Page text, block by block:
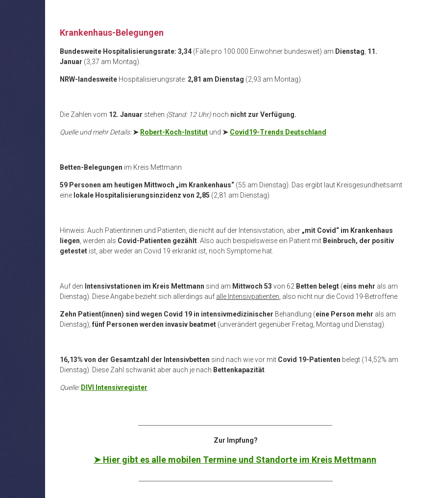
Krankenhaus-Belegungen
Bundesweite Hospitalisierungsrate: 3,34 (Fälle pro 100.000 Einwohner bundesweit) am Dienstag 11.
Januar (3,37 am Montag).
NRW-landesweite Hospitalisierungsrate: 2,81 am Dienstag (2,93 am Montag).
Die Zahlen vom 12. Januar stehen (Stand: 12 Uhr) noch nicht zur Verfügung.
Quelle und mehr Details:➤ Robert-Koch-Institut und ➤ Covid19-Trends Deutschland
Betten-Belegungen im Kreis Mettmann
59 Personen am heutigen Mittwoch „im Krankenhaus“ (55 am Dienstag). Das ergibt laut Kreisgesundheitsamt
eine lokale Hospitalisierungsinzidenz von 2,85 (2,81 am Dienstag).
Hinweis: Auch Patientinnen und Patienten, die nicht auf der Intensivstation, aber „mit Covid“ im Krankenhaus
liegen , werden als Covid-Patienten gezählt . Also auch beispielsweise ein Patient mit Beinbruch, der positiv
getestet ist, aber weder an Covid 19 erkrankt ist, noch Symptome hat.
Auf den Intensivstationen im Kreis Mettmann sind am Mittwoch 53 von 62 Betten belegt (eins mehr als am
Dienstag). Diese Angabe bezieht sich allerdings auf alle Intensivpatienten , also nicht nur die Covid 19-Betroffene.
Zehn Patient(innen) sind wegen Covid 19 in intensivmedizinischer Behandlung (eine Person mehr als am
Dienstag), fünf Personen werden invasiv beatmet (unverändert gegenüber Freitag, Montag und Dienstag).
16,13% von der Gesamtzahl der Intensivbetten sind nach wie vor mit Covid 19-Patienten belegt (14,52% am
Dienstag). Diese Zahl schwankt aber auch je nach Bettenkapazität
Quelle: DIVI Intensivregister
Zur Impfung?
➤ Hier gibt es alle mobilen Termine und Standorte im Kreis Mettmann